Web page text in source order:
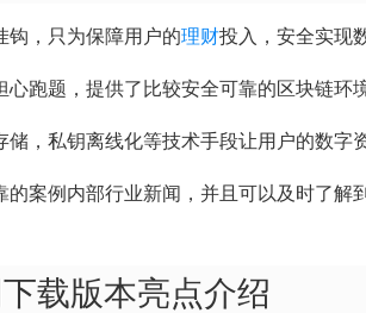
钩，只为保障用户的理财投入，安全实现
跑题，提供了比较安全可靠的区块链环境
，私钥离线化等技术手段让用户的数字
案例内部行业新闻，并且可以及时了解
载版本亮点介绍